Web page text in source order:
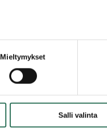
Mieltymykset
Salli valinta